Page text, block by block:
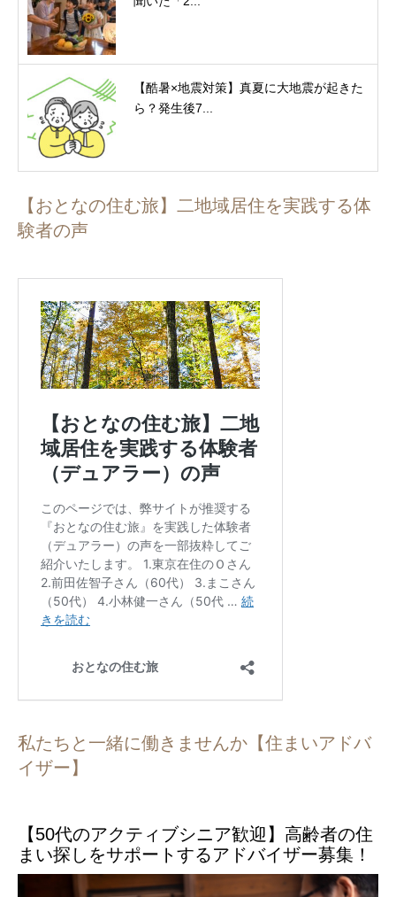
【酷暑×地震対策】真夏に大地震が起きた
ら？発生後7...
【おとなの住む旅】二地域居住を実践する体
験者の声
私たちと一緒に働きませんか【住まいアドバ
イザー】
【50代のアクティブシニア歓迎】高齢者の住
まい探しをサポートするアドバイザー募集！